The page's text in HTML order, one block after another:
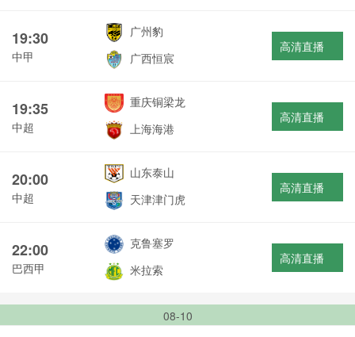
19:30
中甲
广州豹
广西恒宸
高清直播
19:35
中超
重庆铜梁龙
上海海港
高清直播
20:00
中超
山东泰山
天津津门虎
高清直播
22:00
巴西甲
克鲁塞罗
米拉索
高清直播
08-10